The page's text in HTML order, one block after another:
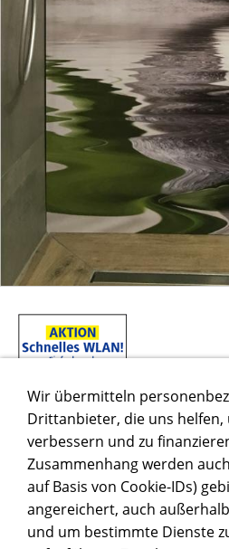
Wir übermitteln
Drittanbieter, die uns helfen,
verbessern und zu
Zusammenhang werden
auf Basis von Cookie-IDs)
angereichert, auch
und um bestimmte Dienste